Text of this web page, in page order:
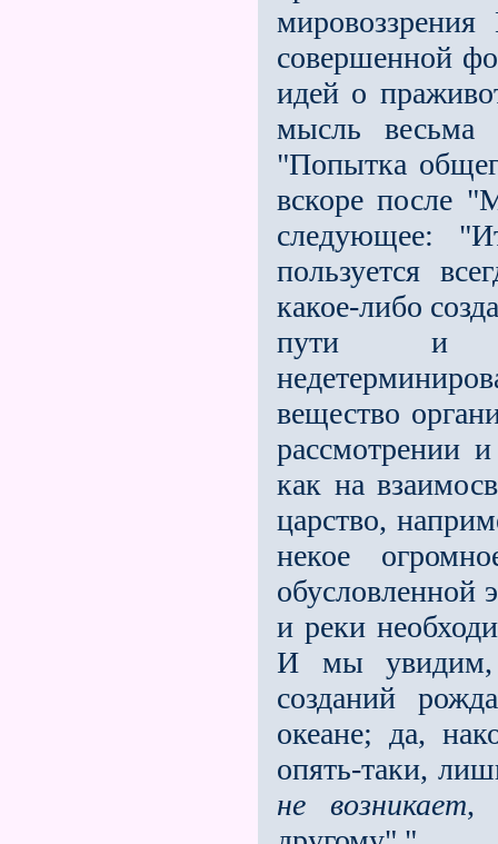
совершенной
идей о
мысль весьма
"Попытка
вскоре после
следующее:
пользуется
какое-либо
пути и
вещество
рассмотрении
как на
царство,
некое
обусловленной
и реки
И мы увидим,
созданий
океане; да,
опять-таки,
не
возникает,